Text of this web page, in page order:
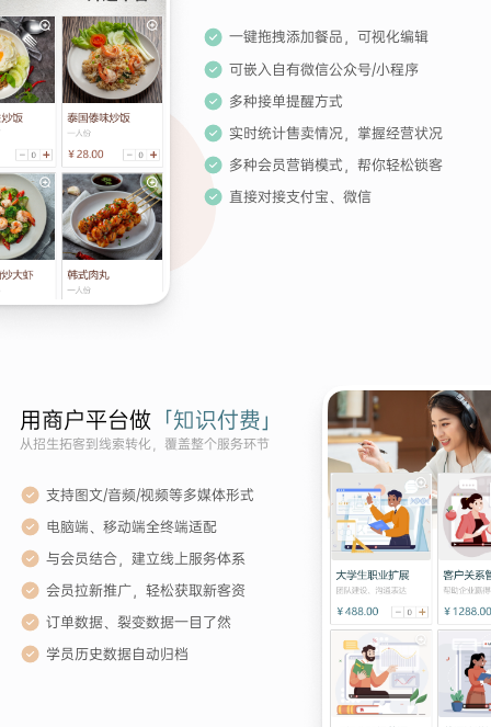
一键拖拽添加餐品，可视化编辑
可嵌入自有微信公众号/小程序
多种接单提醒方式
实时统计售卖情况，掌握经营状况
多种会员营销模式，帮你轻松锁客
直接对接支付宝、微信
用商户平台做「知识付费」
从招生拓客到线索转化，覆盖整个服务环节
支持图文/音频/视频等多媒体形式
电脑端、移动端全终端适配
与会员结合，建立线上服务体系
会员拉新推广，轻松获取新客资
订单数据、裂变数据一目了然
学员历史数据自动归档